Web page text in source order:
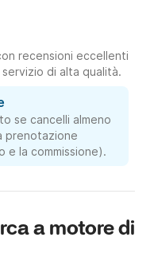
recensioni eccellenti
di alta qualità.
se cancelli almeno
prenotazione
e la commissione).
a motore di